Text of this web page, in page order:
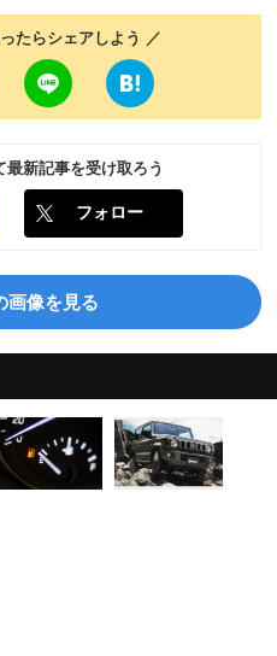
たらシェアしよう ／
新記事を受け取ろう
フォロー
画像を見る